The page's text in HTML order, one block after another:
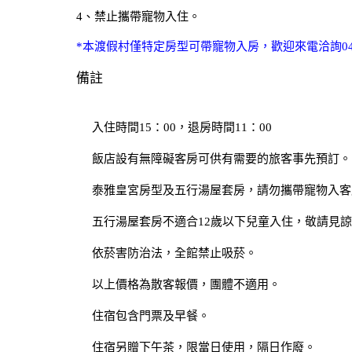
4、禁止攜帶寵物入住。
*本渡假村僅特定房型可帶寵物入房，歡迎來電洽詢
備註
入住時間15：00，退房時間11：00
飯店設有無障礙客房可供有需要的旅客事先預訂。
泰雅皇宮房型及五行湯屋套房，請勿攜帶寵物入客
五行湯屋套房不適合12歲以下兒童入住，敬請見諒
依菸害防治法，全館禁止吸菸。
以上價格為散客報價，團體不適用。
住宿包含門票及早餐。
住宿另贈下午茶，限當日使用，隔日作廢。